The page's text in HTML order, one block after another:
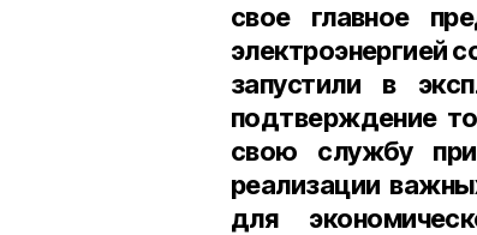
свое главное
электроэнергией
запустили в
подтверждение
свою службу
реализации
для